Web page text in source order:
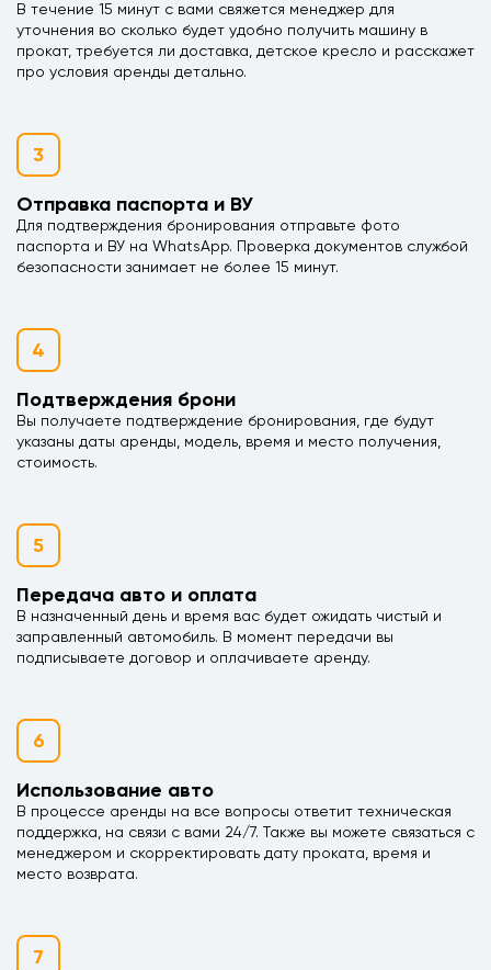
В течение 15 минут с вами свяжется менеджер для
уточнения во сколько будет удобно получить машину в
прокат, требуется ли доставка, детское кресло и расскажет
про условия аренды детально.
3
Отправка паспорта и ВУ
Для подтверждения бронирования отправьте фото
паспорта и ВУ на WhatsApp. Проверка документов службой
безопасности занимает не более 15 минут.
4
Подтверждения брони
Вы получаете подтверждение бронирования, где будут
указаны даты аренды, модель, время и место получения,
стоимость.
5
Передача авто и оплата
В назначенный день и время вас будет ожидать чистый и
заправленный автомобиль. В момент передачи вы
подписываете договор и оплачиваете аренду.
6
Использование авто
В процессе аренды на все вопросы ответит техническая
поддержка, на связи с вами 24/7. Также вы можете связаться с
менеджером и скорректировать дату проката, время и
место возврата.
7